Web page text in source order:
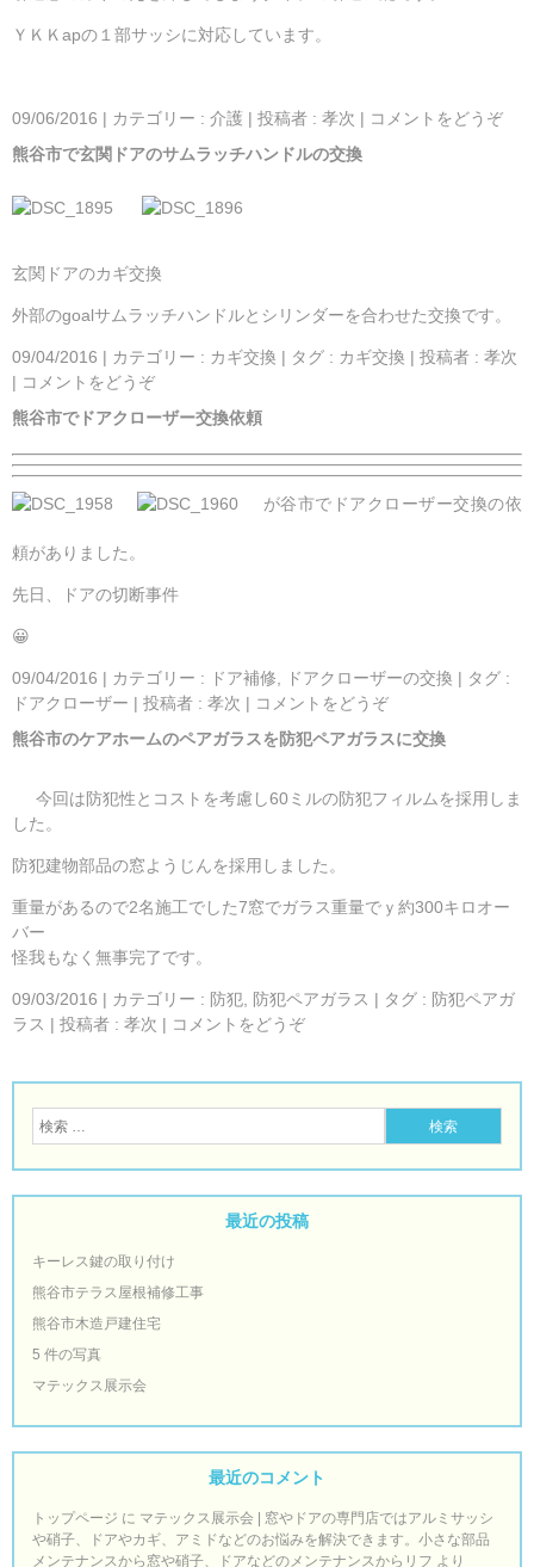
ＹＫＫapの１部サッシに対応しています。
09/06/2016 | カテゴリー : 介護 | 投稿者 : 孝次 | コメントをどうぞ
熊谷市で玄関ドアのサムラッチハンドルの交換
玄関ドアのカギ交換
外部のgoalサムラッチハンドルとシリンダーを合わせた交換です。
09/04/2016 | カテゴリー : カギ交換 | タグ : カギ交換 | 投稿者 : 孝次
| コメントをどうぞ
熊谷市でドアクローザー交換依頼
が谷市でドアクローザー交換の依
頼がありました。
先日、ドアの切断事件
😀
09/04/2016 | カテゴリー : ドア補修, ドアクローザーの交換 | タグ :
ドアクローザー | 投稿者 : 孝次 | コメントをどうぞ
熊谷市のケアホームのペアガラスを防犯ペアガラスに交換
今回は防犯性とコストを考慮し60ミルの防犯フィルムを採用しま
した。
防犯建物部品の窓ようじんを採用しました。
重量があるので2名施工でした7窓でガラス重量でｙ約300キロオー
バー
怪我もなく無事完了です。
09/03/2016 | カテゴリー : 防犯 防犯ペアガラス | タグ : 防犯ペアガ
ラス | 投稿者 : 孝次 | コメントをどうぞ
最近の投稿
キーレス鍵の取り付け
熊谷市テラス屋根補修工事
熊谷市木造戸建住宅
5 件の写真
マテックス展示会
最近のコメント
トップページ に マテックス展示会 | 窓やドアの専門店ではアルミサッシ
や硝子、ドアやカギ、アミドなどのお悩みを解決できます。小さな部品
メンテナンスから窓や硝子、ドアなどのメンテナンスからリフ より